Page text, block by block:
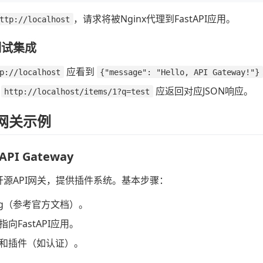
localhost ，请求将被Nginx代理到FastAPI应用。
集成
localhost 应看到 {"message": "Hello, API Gateway!"}
http://localhost/items/1?q=test 应返回对应JSON响应。
关示例
Gateway
API网关，提供插件系统。基本步骤：
参考官方文档）。
向FastAPI应用。
插件（如认证）。